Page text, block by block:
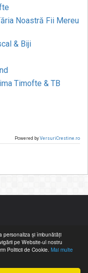
personaliza și îmbunătăți
pe Website-ul nostru
Politicii de Cookie. Mai multe
Noastră Fii Mereu
& Biji
Timofte & TB
Powered by VersuriCrestine.ro